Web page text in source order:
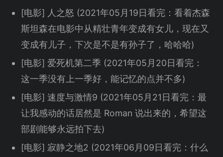
[电影] 人之怒 (2021年05月19日看完：看着杰森
斯坦森在电影中从精壮青年变成有女儿，现在又
变成有儿子，下次是不是有孙子了，哈哈哈)
[电影] 爱死机第二季 (2021年05月20日看完：
这一季没有上一季好，能记忆的点并不多)
[电影] 速度与激情9 (2021年05月21日看完：最
让我感动的话居然是 Roman 说出来的，希望这
部剧能够永远拍下去)
[电影] 寂静之地2 (2021年06月09日看完：什么